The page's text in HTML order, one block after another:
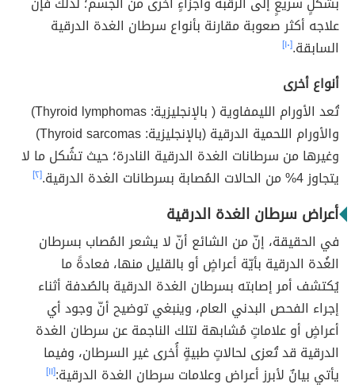
علاجه أكثر صعوبة مقارنة بأنواع سرطان الغدة الدرقية
السابقة.[١٠]
أنواع أخرى
تُعد الأورام الليمفاوية ( بالإنجليزية: Thyroid lymphomas)
والأورام اللحمية الدرقية (بالإنجليزية: Thyroid sarcomas)
وغيرها من سرطانات الغدة الدرقية النادرة؛ حيث تشُكل ما لا
يتجاوز 4% من الحالات المُصابة بسرطانات الغدة الدرقية.
[٢]
أعراض سرطان الغدة الدرقية
في الحقيقة، إنّ من الشائع أنّ لا يشعر المُصاب بسرطان
الغُدة الدرقية بأيّة أعراضٍ أو بالقليل منها، فعادةً ما
يُكتشف أمر إصابته بسرطان الغدة الدرقية بالصُدفة أثناء
إجراء الفحص البدني العام، وينبغي توضيح أنّ وجود أي
أعراضٍ أو علاماتٍ مُشابهة لتلك الناجمة عن سرطان الغدة
الدرقية قد تُعزى لحالاتٍ طبيةٍ أُخرى غير السرطان، وفيما
يأتي بيانٌ لأبرز أعراض وعلامات سرطان الغدة الدرقية:[١١]